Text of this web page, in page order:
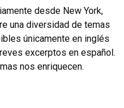
desde New York,
una diversidad de temas
únicamente en inglés
excerptos en español.
nos enriquecen.